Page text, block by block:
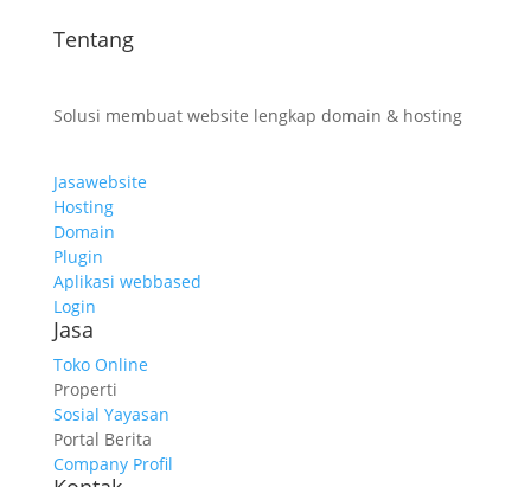
Tentang
Solusi membuat website lengkap domain & hosting
Jasawebsite
Hosting
Domain
Plugin
Aplikasi webbased
Login
Jasa
Toko Online
Properti
Sosial Yayasan
Portal Berita
Company Profil